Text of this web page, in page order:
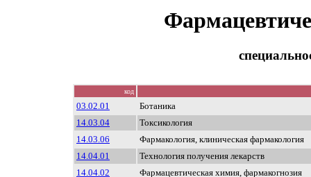
код
03.02.01
Ботаника
14.03.04
Токсикология
14.03.06
Фармакология, клиническая фармакология
14.04.01
Технология получения лекарств
14.04.02
Фармацевтическая химия, фармакогнозия